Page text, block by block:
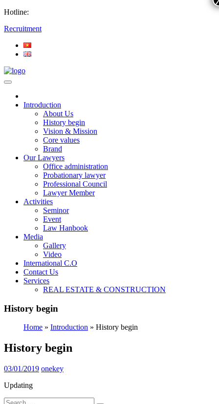
Hotline:
Recruitment
Introduction
About Us
History begin
Vision & Mission
Core values
Brand
Our Lawyers
Office administration
Probationary lawyer
Professional Council
Lawyer Member
Activities
Seminor
Event
Law Hanbook
Media
Gallery
Video
International C.O
Contact Us
Services
REAL ESTATE & CONSTRUCTION
History begin
Home » Introduction » History begin
History begin
03/01/2019 onekey
Updating